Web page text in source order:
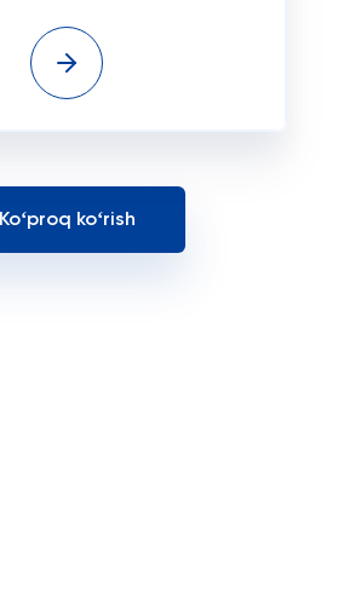
Koʻproq koʻrish